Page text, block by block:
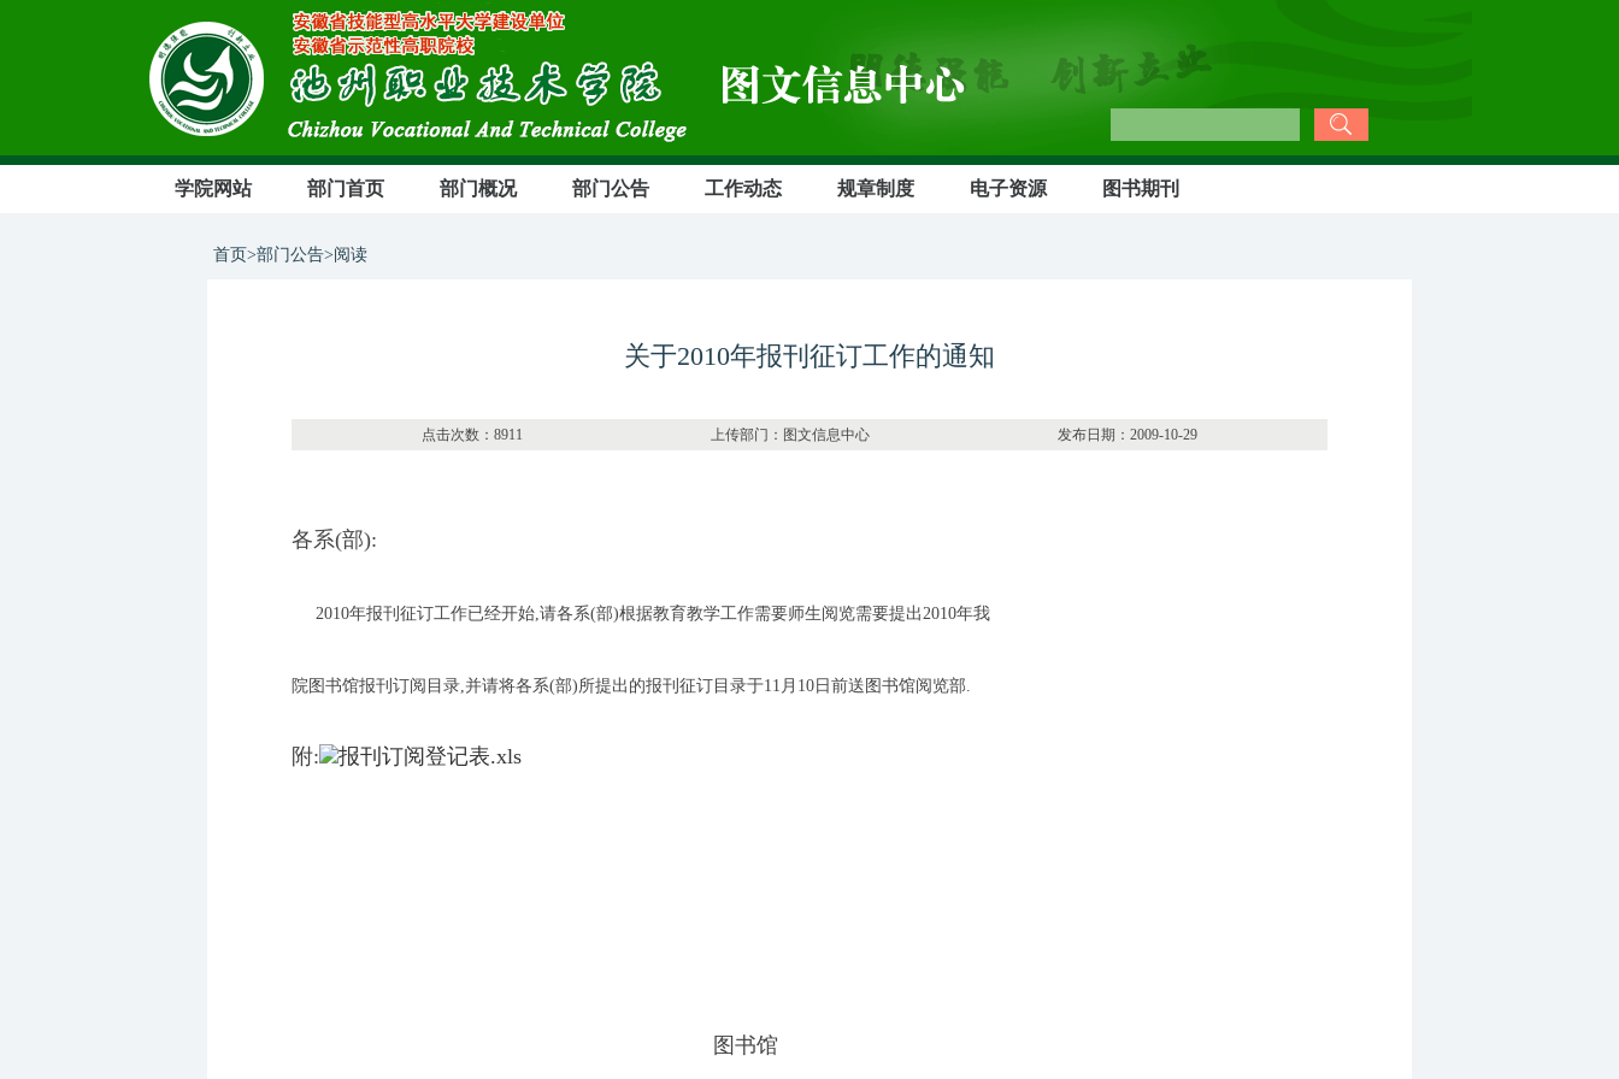
学院网站 部门首页 部门概况 部门公告 工作动态 规章制度 电子资源 图书期刊
首页>部门公告>阅读
关于2010年报刊征订工作的通知
点击次数： 8911 上传部门：图文信息中心 发布日期：2009-10-29
各系(部):
2010年报刊征订工作已经开始,请各系(部)根据教育教学工作需要师生阅览需要提出2010年我
院图书馆报刊订阅目录,并请将各系(部)所提出的报刊征订目录于11月10日前送图书馆阅览部.
附: 报刊订阅登记表.xls
图书馆